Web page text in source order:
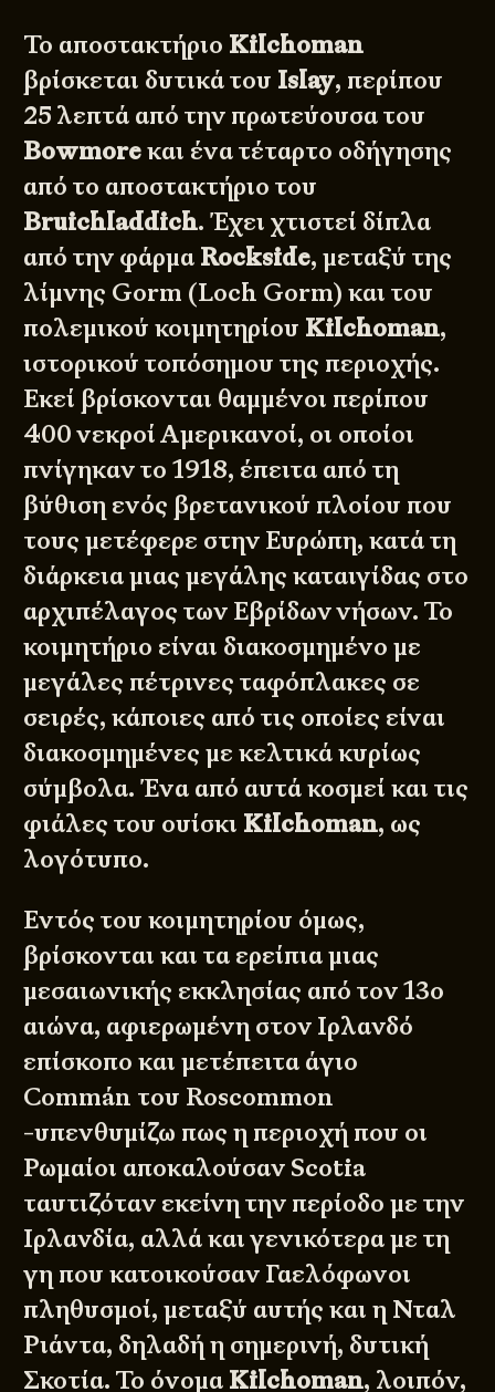
Το αποστακτήριο Kilchoman
βρίσκεται δυτικά του Islay, περίπου
25 λεπτά από την πρωτεύουσα του
Bowmoreκαι ένα τέταρτο οδήγησης
από το αποστακτήριο του
Bruichladdich. Έχει χτιστεί δίπλα
από την φάρμα Rockside, μεταξύ της
λίμνης Gorm (Loch Gorm) και του
πολεμικού κοιμητηρίου Kilchoman,
ιστορικού τοπόσημου της περιοχής.
Εκεί βρίσκονται θαμμένοι περίπου
400 νεκροί Αμερικανοί, οι οποίοι
πνίγηκαν το 1918, έπειτα από τη
βύθιση ενός βρετανικού πλοίου που
τους μετέφερε στην Ευρώπη, κατά τη
διάρκεια μιας μεγάλης καταιγίδας στο
αρχιπέλαγος των Εβρίδων νήσων. Το
κοιμητήριο είναι διακοσμημένο με
μεγάλες πέτρινες ταφόπλακες σε
σειρές, κάποιες από τις οποίες είναι
διακοσμημένες με κελτικά κυρίως
σύμβολα. Ένα από αυτά κοσμεί και τις
φιάλες του ουίσκι Kilchoman, ως
λογότυπο.
Εντός του κοιμητηρίου όμως,
βρίσκονται και τα ερείπια μιας
μεσαιωνικής εκκλησίας από τον 13ο
αιώνα, αφιερωμένη στον Ιρλανδό
επίσκοπο και μετέπειτα άγιο
Commán του Roscommon
-υπενθυμίζω πως η περιοχή που οι
Ρωμαίοι αποκαλούσαν Scotia
ταυτιζόταν εκείνη την περίοδο με την
Ιρλανδία, αλλά και γενικότερα με τη
γη που κατοικούσαν Γαελόφωνοι
πληθυσμοί, μεταξύ αυτής και η Νταλ
Ριάντα, δηλαδή η σημερινή, δυτική
Σκοτία. Το όνομα Kilchoman, λοιπόν,